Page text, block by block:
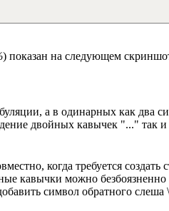
) показан на следующем
а в одинарных как
двойных кавычек "..." так
когда требуется
кавычки можно
символ обратного